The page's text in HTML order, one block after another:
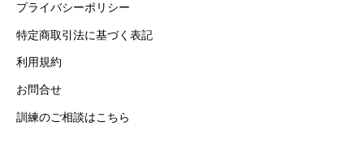
プライバシーポリシー
特定商取引法に基づく表記
利用規約
お問合せ
訓練のご相談はこちら